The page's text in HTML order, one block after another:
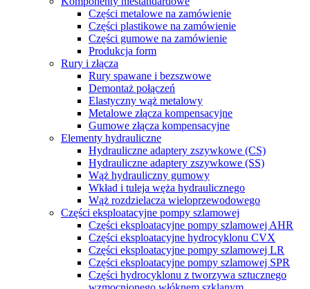
Części metalowe na zamówienie
Części plastikowe na zamówienie
Części gumowe na zamówienie
Produkcja form
Rury i złącza
Rury spawane i bezszwowe
Demontaż połączeń
Elastyczny wąż metalowy
Metalowe złącza kompensacyjne
Gumowe złącza kompensacyjne
Elementy hydrauliczne
Hydrauliczne adaptery zszywkowe (CS)
Hydrauliczne adaptery zszywkowe (SS)
Wąż hydrauliczny gumowy
Wkład i tuleja węża hydraulicznego
Wąż rozdzielacza wieloprzewodowego
Części eksploatacyjne pompy szlamowej
Części eksploatacyjne pompy szlamowej AHR
Części eksploatacyjne hydrocyklonu CVX
Części eksploatacyjne pompy szlamowej LR
Części eksploatacyjne pompy szlamowej SPR
Części hydrocyklonu z tworzywa sztucznego